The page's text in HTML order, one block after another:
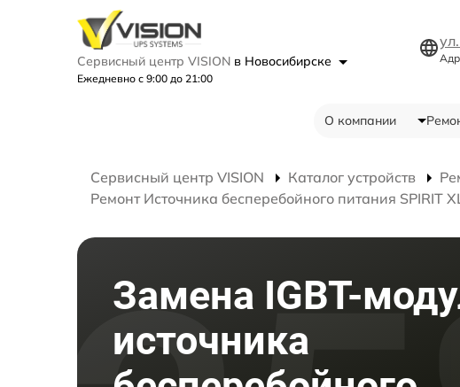
Сервисный центр VISION в Новосибирске
Ежедневно с 9:00 до 21:00
О компании
Сервисный центр VISION Каталог устройств
Ремонт Источника бесперебойного питания SPIRIT
Замена IGBT-
источника